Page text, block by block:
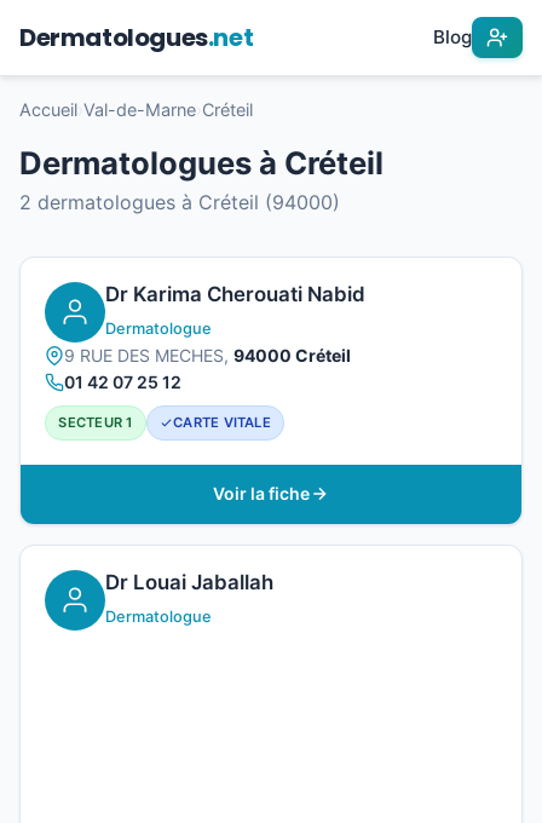
Dermatologues.net Blog
Accueil Val-de-Marne Créteil
Dermatologues à Créteil
2 dermatologues à Créteil (94000)
Dr Karima Cherouati Nabid
Dermatologue
9 RUE DES MECHES, 94000 Créteil
01 42 07 25 12
SECTEUR 1 CARTE VITALE
Voir la fiche
Dr Louai Jaballah
Dermatologue